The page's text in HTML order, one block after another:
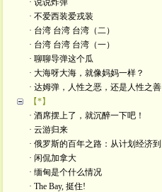
· 说说炸弹
· 不爱西装爱戎装
· 台湾 台湾 台湾（二）
· 台湾 台湾 台湾（一）
· 聊聊导弹这个瓜
· 大海呀大海，就像妈妈一样？
· 达姆弹，人性之恶，还是人性之善
【*】
· 酒席摆上了，就沉醉一下吧！
· 云游归来
· 俄罗斯的百年之路：从计划经济到
· 闲侃加拿大
· 缅甸是个什么情况
· The Bay, 挺住!